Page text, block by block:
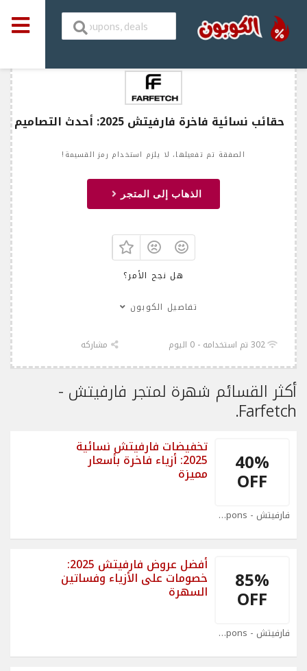
حقائب نسائية فاخرة فارفيتش 2025: أحدث التصاميم
الصفقة تم تفعيلها، لا يلزم استخدام رمز القسيمة!
الذهاب إلى المتجر
هل نجح الأمر؟
تفاصيل الكوبون
302 تم استخدامه - 0 اليوم مشاركه
أكثر القسائم شهرة لمتجر فارفيتش -
Farfetch.
40%
OFF
فارفيتش - Farfetch Coupons
تخفيضات فارفيتش نسائية
2025: أزياء فاخرة بأسعار
مميزة
85%
OFF
فارفيتش - Farfetch Coupons
أفضل عروض فارفيتش 2025:
خصومات على الأزياء وفساتين
السهرة